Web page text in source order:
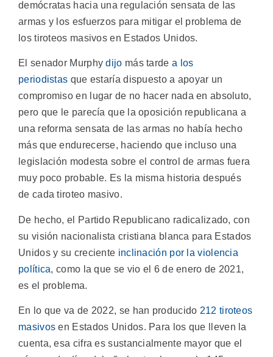
demócratas hacia una regulación sensata de las
armas y los esfuerzos para mitigar el problema de
los tiroteos masivos en Estados Unidos.
El senador Murphydijo más tarde a los
periodistas que estaría dispuesto a apoyar un
compromiso en lugar de no hacer nada en absoluto,
pero que le parecía que la oposición republicana a
una reforma sensata de las armas no había hecho
más que endurecerse, haciendo que incluso una
legislación modesta sobre el control de armas fuera
muy poco probable. Es la misma historia después
de cada tiroteo masivo.
De hecho, el Partido Republicano radicalizado, con
su visión nacionalista cristiana blanca para Estados
Unidos y su creciente inclinación por la violencia
política, como la que se vio el 6 de enero de 2021,
es el problema.
En lo que va de 2022, se han producido 212 tiroteos
masivos en Estados Unidos. Para los que lleven la
cuenta, esa cifra es sustancialmente mayor que el